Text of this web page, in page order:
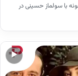
با سولماز حسینی در
▶